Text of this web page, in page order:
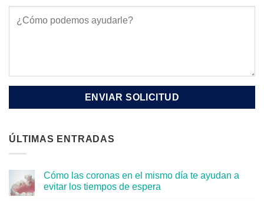
ÚLTIMAS ENTRADAS
Cómo las coronas en el mismo día te ayudan a
evitar los tiempos de espera